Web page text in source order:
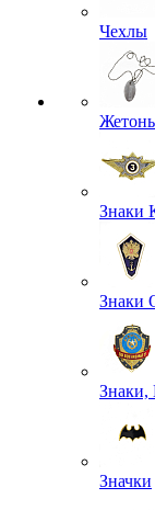
Чехлы
Знаки
Знаки
Знаки,
Значки